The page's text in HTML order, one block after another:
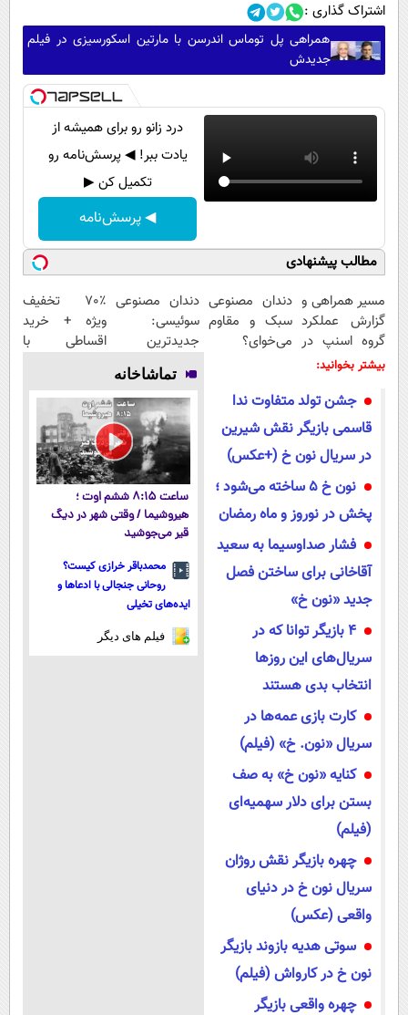
اشتراک گذاری :
همراهی پل توماس اندرسن با مارتین اسکورسیزی در فیلم
جدیدش
درد زانو رو برای همیشه از
یادت ببر! ◀ پرسش‌نامه رو
تکمیل کن ▶
◀ پرسش‌نامه
مطالب پیشنهادی
مسیر همراهی و
گزارش عملکرد
گروه اسنپ در
۱۴۰۴
دندان مصنوعی
سبک و مقاوم
می‌خوای؟
داریم!😍 | 📍
تهران
دندان مصنوعی
سوئیسی:
جدیدترین
فناوری اروپا،
سبک و مقاوم |
پرداخت قسطی
70٪ تخفیف
ویژه + خرید
اقساطی با
بیشتر بخوانید:
جشن تولد متفاوت ندا
قاسمی بازیگر نقش شیرین
در سریال نون خ (+عکس)
نون خ 5 ساخته می‌شود ؛
پخش در نوروز و ماه رمضان
فشار صداوسیما به سعید
آقاخانی برای ساختن فصل
جدید «نون خ»
4 بازیگر توانا که در
سریال‌های این روزها
انتخاب بدی هستند
کارت بازی عمه‌ها در
سریال «نون. خ» (فیلم)
کنایه «نون خ» به صف
بستن برای دلار سهمیه‌ای
(فیلم)
چهره بازیگر نقش روژان
سریال نون خ در دنیای
واقعی (عکس)
سوتی هدیه بازوند بازیگر
نون خ در کارواش (فیلم)
چهره واقعی بازیگر
تماشاخانه
ساعت ۸:۱۵ ششم اوت ؛
هیروشیما / وقتی شهر در دیگ
قیر می‌جوشید
محمدباقر خرازی کیست؟
روحانی جنجالی با ادعاها و
ایده‌های تخیلی
فیلم های دیگر